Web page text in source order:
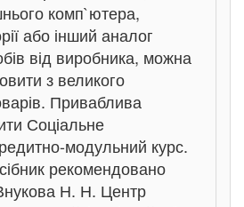
комп`ютера,
або інший аналог
від виробника, можна
з великого
Приваблива
Соціальне
модульний курс.
рекомендовано
Н. Н. Центр